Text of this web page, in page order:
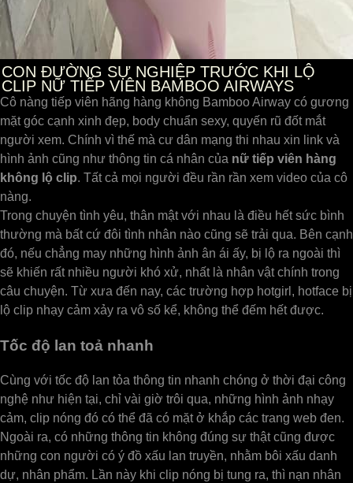
CON ĐƯỜNG SỰ NGHIỆP TRƯỚC KHI LỘ
CLIP NỮ TIẾP VIÊN BAMBOO AIRWAYS
Cô nàng tiếp viên hãng hàng không Bamboo Airway có gương
mặt góc cạnh xinh đẹp, body chuẩn sexy, quyến rũ đốt mắt
người xem. Chính vì thế mà cư dân mạng thi nhau xin link và
hình ảnh cũng như thông tin cá nhân của nữ tiếp viên hàng
không lộ clip. Tất cả mọi người đều rần rần xem video của cô
nàng.
Trong chuyện tình yêu, thân mật với nhau là điều hết sức bình
thường mà bất cứ đôi tình nhân nào cũng sẽ trải qua. Bên cạnh
đó, nếu chẳng may những hình ảnh ân ái ấy, bị lộ ra ngoài thì
sẽ khiến rất nhiều người khó xử, nhất là nhân vật chính trong
câu chuyện. Từ xưa đến nay, các trường hợp hotgirl, hotface bị
lộ clip nhạy cảm xảy ra vô số kể, không thể đếm hết được.
Tốc độ lan toả nhanh
Cùng với tốc độ lan tỏa thông tin nhanh chóng ở thời đại công
nghệ như hiện tại, chỉ vài giờ trôi qua, những hình ảnh nhạy
cảm, clip nóng đó có thể đã có mặt ở khắp các trang web đen.
Ngoài ra, có những thông tin không đúng sự thật cũng được
những con người có ý đồ xấu lan truyền, nhằm bôi xấu danh
dự, nhân phẩm. Lần này khi clip nóng bị tung ra, thì nạn nhân